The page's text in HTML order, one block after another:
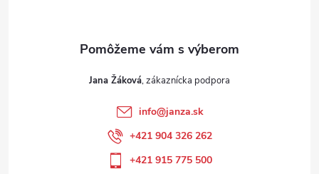
Jana Žáková
info@janza.sk
+421 904 326 262
+421 915 775 500